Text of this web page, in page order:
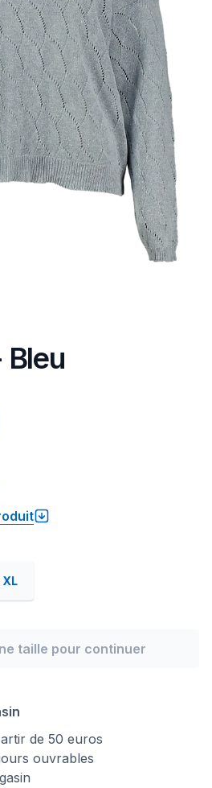
Bleu
XL
taille pour continuer
de 50 euros
ouvrables